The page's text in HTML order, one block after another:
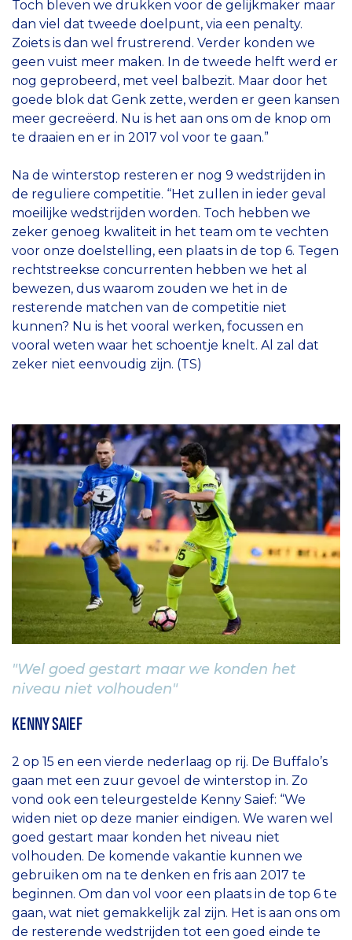
Toch bleven we drukken voor de gelijkmaker maar
dan viel dat tweede doelpunt, via een penalty.
Zoiets is dan wel frustrerend. Verder konden we
geen vuist meer maken. In de tweede helft werd er
nog geprobeerd, met veel balbezit. Maar door het
goede blok dat Genk zette, werden er geen kansen
meer gecreëerd. Nu is het aan ons om de knop om
te draaien en er in 2017 vol voor te gaan.”
Na de winterstop resteren er nog 9 wedstrijden in
de reguliere competitie. “Het zullen in ieder geval
moeilijke wedstrijden worden. Toch hebben we
zeker genoeg kwaliteit in het team om te vechten
voor onze doelstelling, een plaats in de top 6. Tegen
rechtstreekse concurrenten hebben we het al
bewezen, dus waarom zouden we het in de
resterende matchen van de competitie niet
kunnen? Nu is het vooral werken, focussen en
vooral weten waar het schoentje knelt. Al zal dat
zeker niet eenvoudig zijn. (TS)
"Wel goed gestart maar we konden het
niveau niet volhouden"
KENNY SAIEF
2 op 15 en een vierde nederlaag op rij. De Buffalo’s
gaan met een zuur gevoel de winterstop in. Zo
vond ook een teleurgestelde Kenny Saief: “We
widen niet op deze manier eindigen. We waren wel
goed gestart maar konden het niveau niet
volhouden. De komende vakantie kunnen we
gebruiken om na te denken en fris aan 2017 te
beginnen. Om dan vol voor een plaats in de top 6 te
gaan, wat niet gemakkelijk zal zijn. Het is aan ons om
de resterende wedstrijden tot een goed einde te